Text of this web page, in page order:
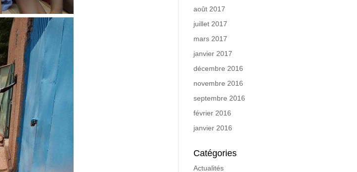
août 2017
juillet 2017
mars 2017
janvier 2017
décembre 2016
novembre 2016
septembre 2016
février 2016
janvier 2016
Catégories
Actualités